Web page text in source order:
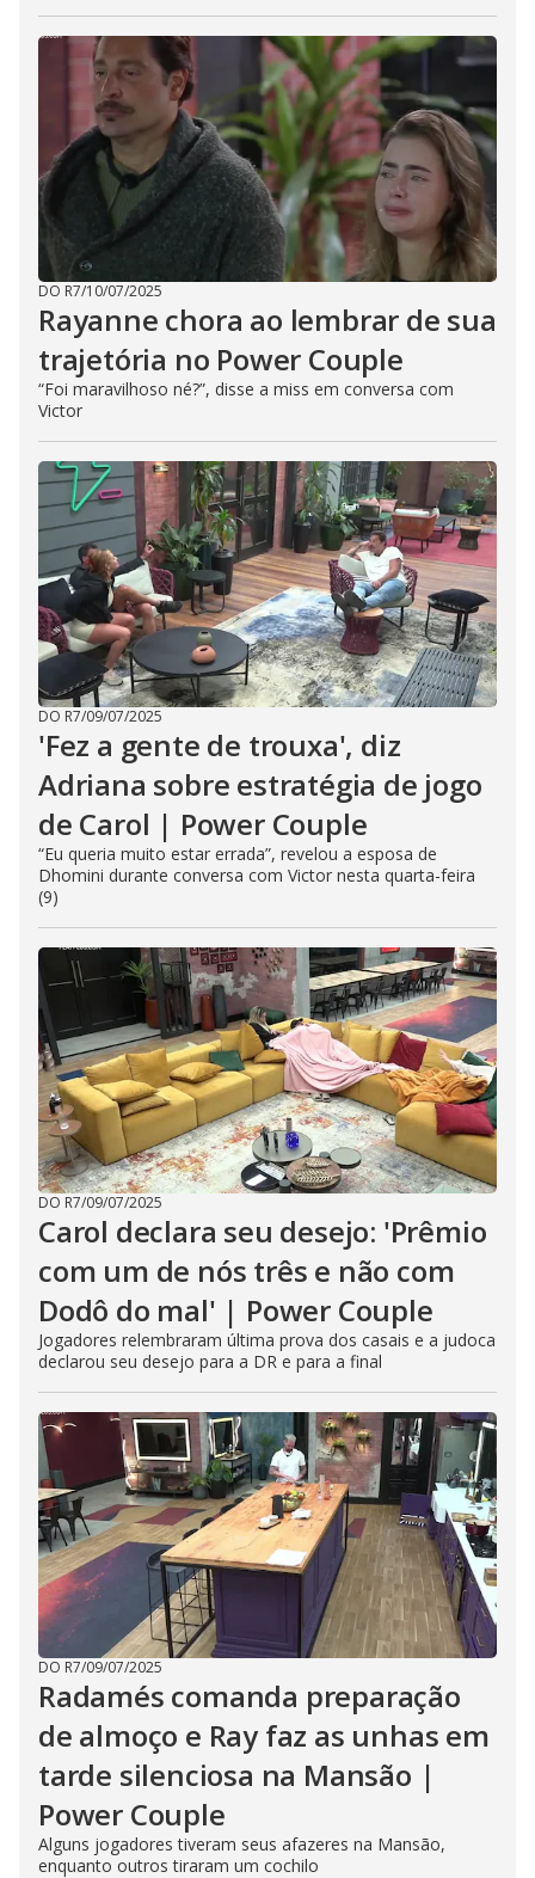
DO R7/10/07/2025
Rayanne chora ao lembrar de sua
trajetória no Power Couple
“Foi maravilhoso né?”, disse a miss em conversa com
Victor
DO R7/09/07/2025
'Fez a gente de trouxa', diz
Adriana sobre estratégia de jogo
de Carol | Power Couple
“Eu queria muito estar errada”, revelou a esposa de
Dhomini durante conversa com Victor nesta quarta-feira
(9)
DO R7/09/07/2025
Carol declara seu desejo: 'Prêmio
com um de nós três e não com
Dodô do mal' | Power Couple
Jogadores relembraram última prova dos casais e a judoca
declarou seu desejo para a DR e para a final
DO R7/09/07/2025
Radamés comanda preparação
de almoço e Ray faz as unhas em
tarde silenciosa na Mansão |
Power Couple
Alguns jogadores tiveram seus afazeres na Mansão,
enquanto outros tiraram um cochilo